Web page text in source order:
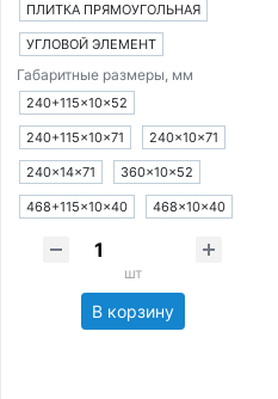
ПЛИТКА ПРЯМОУГОЛЬНАЯ
УГЛОВОЙ ЭЛЕМЕНТ
Габаритные размеры, мм
240+115×10×52
240+115×10×71 240×10×71
240×14×71 360×10×52
468+115×10×40 468×10×40
шт
В корзину